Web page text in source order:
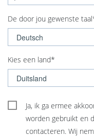
De door jou gewenste
Kies een land*
Ja, ik ga ermee
worden gebruikt en
contacteren. Wij